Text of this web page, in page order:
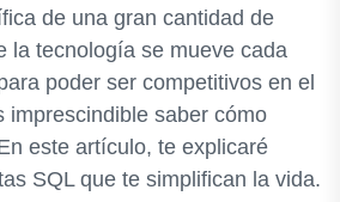
de una gran cantidad de
la tecnología se mueve cada
poder ser competitivos en el
imprescindible saber cómo
este artículo, te explicaré
SQL que te simplifican la vida.